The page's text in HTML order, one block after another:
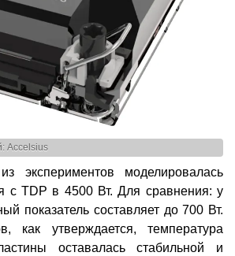
Accelsius
экспериментов моделировалась
с TDP в 4500 Вт. Для сравнения: у
показатель составляет до 700 Вт.
как утверждается, температура
оставалась стабильной и